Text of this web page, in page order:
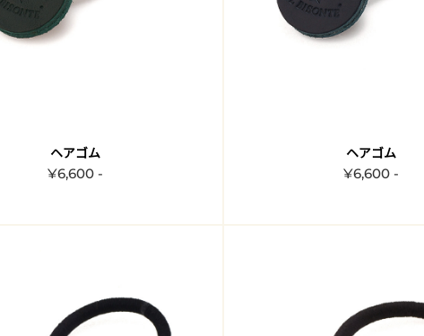
ヘアゴム
¥6,600 -
ヘアゴム
¥6,600 -